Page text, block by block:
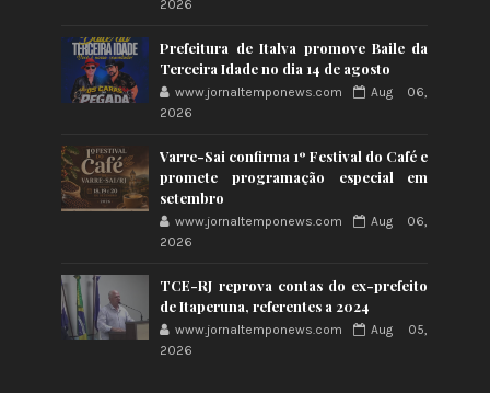
2026
Prefeitura de Italva promove Baile da
Terceira Idade no dia 14 de agosto
www.jornaltemponews.com
Aug 06,
2026
Varre-Sai confirma 1º Festival do Café e
promete programação especial em
setembro
www.jornaltemponews.com
Aug 06,
2026
TCE-RJ reprova contas do ex-prefeito
de Itaperuna, referentes a 2024
www.jornaltemponews.com
Aug 05,
2026